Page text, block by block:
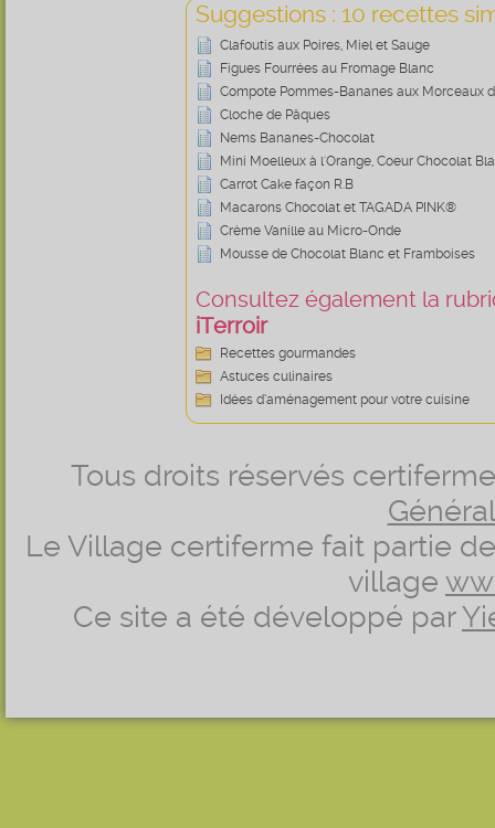
Suggestions : 10 recettes
Clafoutis aux Poires, Miel et Sauge
Figues Fourrées au Fromage Blanc
Compote Pommes-Bananes aux Morceaux
Cloche de Pâques
Nems Bananes-Chocolat
Mini Moelleux à l'Orange, Coeur Chocolat
Carrot Cake façon R.B
Macarons Chocolat et TAGADA PINK®
Crème Vanille au Micro-Onde
Mousse de Chocolat Blanc et Framboises
Consultez également la
iTerroir
Recettes gourmandes
Astuces culinaires
Idées d’aménagement pour votre cuisine
Tous droits réservés
Le Village certiferme fait partie
village
Ce site a été développé par